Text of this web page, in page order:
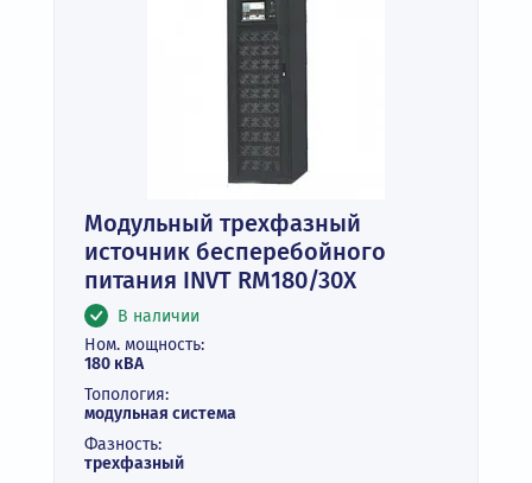
Модульный трехфазный
источник бесперебойного
питания INVT RM180/30X
В наличии
Ном. мощность:
180 кВА
Топология:
модульная система
Фазность:
трехфазный